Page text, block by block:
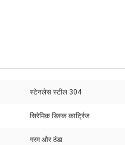
स्टेनलेस स्टील 304
सिरेमिक डिस्क कार्ट्रिज
गरम और ठंडा